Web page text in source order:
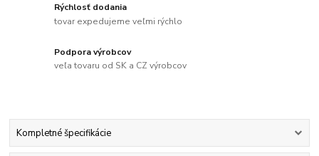
Rýchlosť dodania
tovar expedujeme veľmi rýchlo
Podpora výrobcov
veľa tovaru od SK a CZ výrobcov
Kompletné špecifikácie